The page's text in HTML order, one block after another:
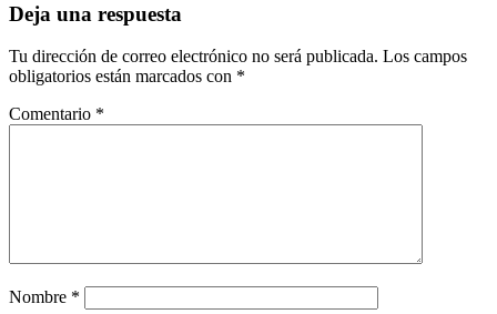
Deja una respuesta
Tu dirección de correo electrónico no será publicada. Los campos
obligatorios están marcados con *
Comentario *
Nombre *